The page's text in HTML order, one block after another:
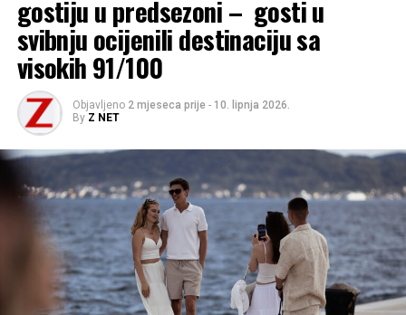
gostiju u predsezoni – gosti u
svibnju ocijenili destinaciju sa
visokih 91/100
Objavljeno 2 mjeseca prije - 10. lipnja 2026.
By Z NET